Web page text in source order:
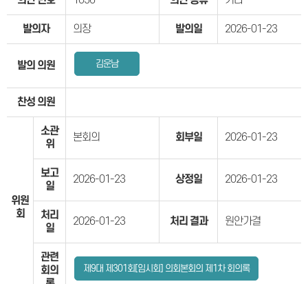
발의자 의장 발의일 2026-01-23
발의 의원 김운남
찬성 의원
위원
회
소관
위
본회의 회부일 2026-01-23
보고
일
2026-01-23 상정일 2026-01-23
처리
일
2026-01-23 처리 결과 원안가결
관련
회의
제9대 제301회[임시회] 의회본회의 제1차 회의록